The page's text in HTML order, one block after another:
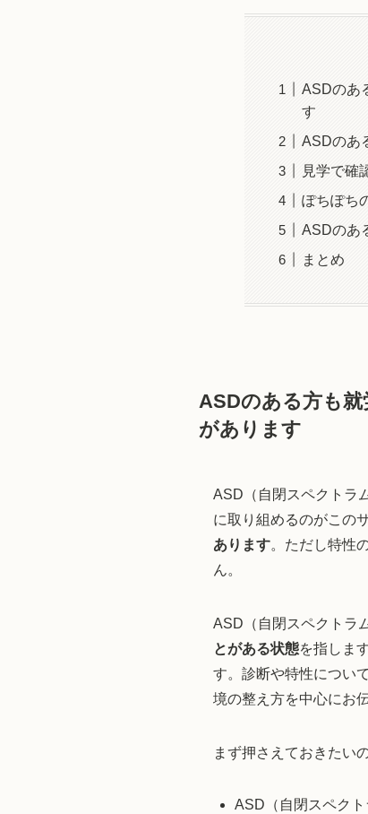
ASDのあ
す
ASDのあ
見学で確
ぽちぽち
ASDのあ
まとめ
ASDのある方も
があります
ASD（自閉スペクトラ
に取り組めるのがこの
あります。ただし特性
ん。
ASD（自閉スペクトラ
とがある状態を指しま
す。診断や特性につい
境の整え方を中心にお
まず押さえておきたい
ASD（自閉スペク